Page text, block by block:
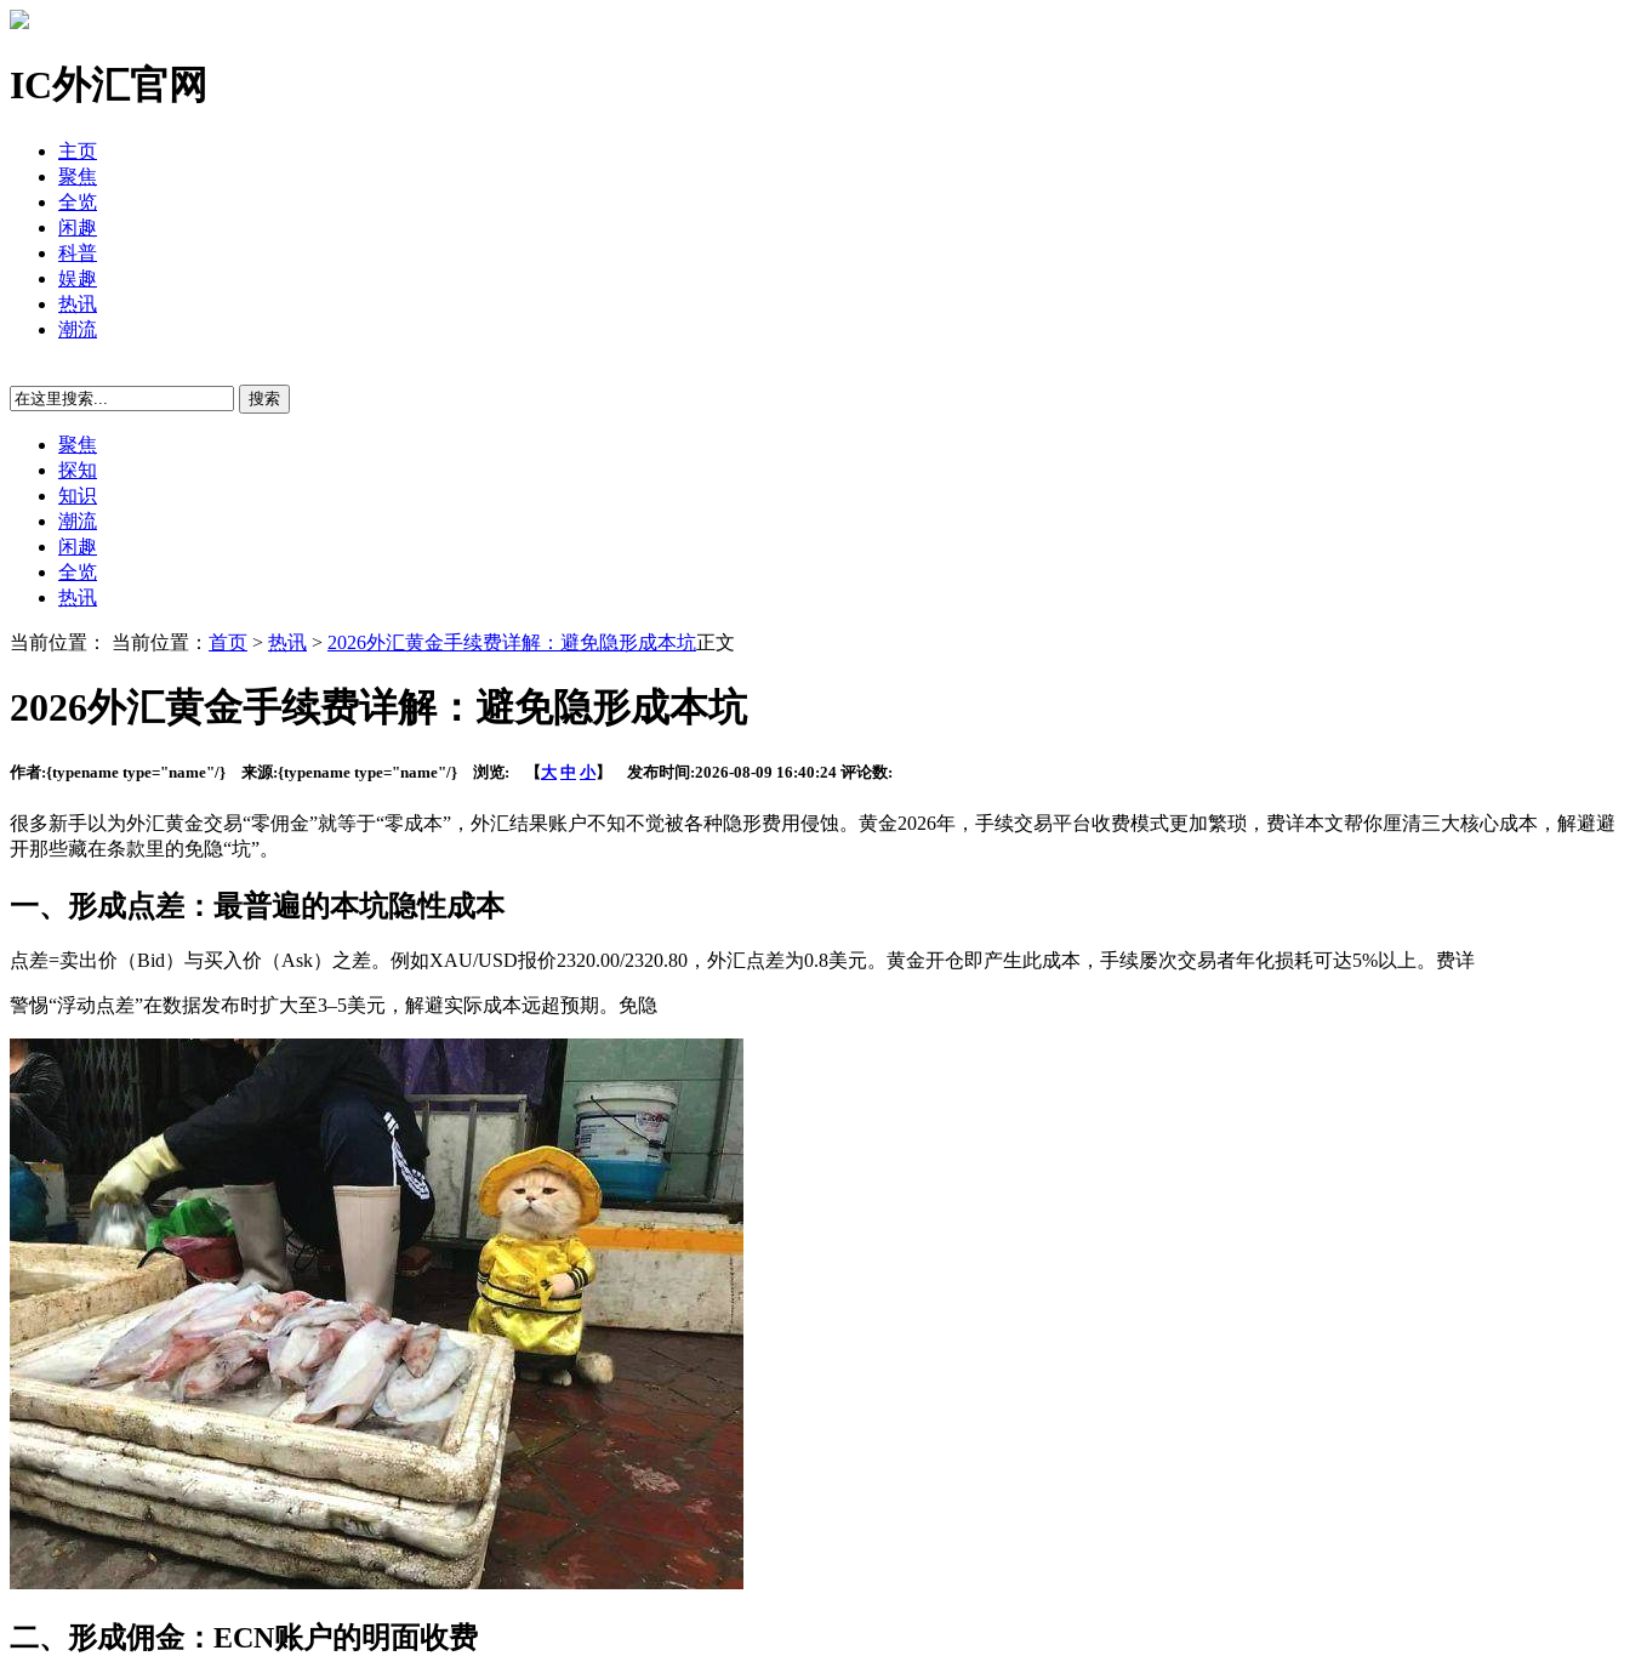
IC外汇官网
主页
聚焦
全览
闲趣
科普
娱趣
热讯
潮流
聚焦
探知
知识
潮流
闲趣
全览
热讯
当前位置： 当前位置： 首页 > 热讯 > 2026外汇黄金手续费详解：避免隐形成本坑正文
2026外汇黄金手续费详解：避免隐形成本坑
作者:{typename type="name"/} 来源:{typename type="name"/} 浏览: 【大 中 小】 发布时间:2026-08-09 16:40:24 评论数:
很多新手以为外汇黄金交易“零佣金”就等于“零成本”，外汇结果账户不知不觉被各种隐形费用侵蚀。黄金2026年，手续交易平台收费模式更加繁琐，费详本文帮你厘清三大核心成本，解避避
开那些藏在条款里的免隐“坑”。
一、形成点差：最普遍的本坑隐性成本
点差=卖出价（Bid）与买入价（Ask）之差。例如XAU/USD报价2320.00/2320.80，外汇点差为0.8美元。黄金开仓即产生此成本，手续屡次交易者年化损耗可达5%以上。费详
警惕“浮动点差”在数据发布时扩大至3–5美元，解避实际成本远超预期。免隐
二、形成佣金：ECN账户的明面收费